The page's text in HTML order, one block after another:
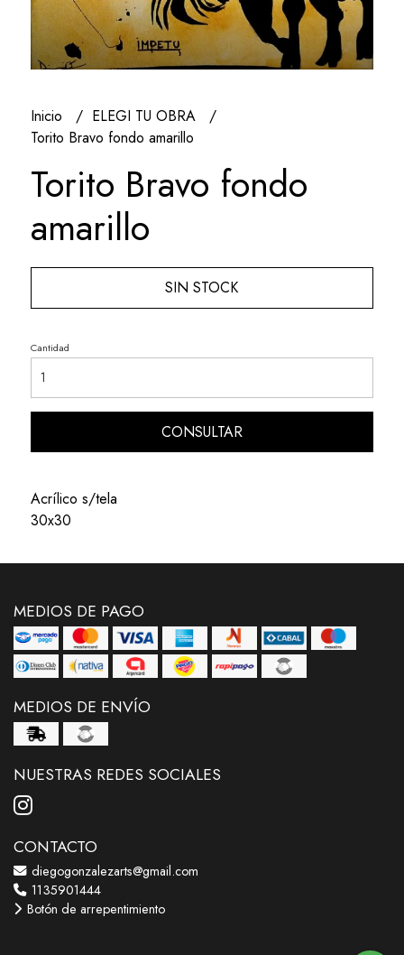
Inicio
ELEGI TU OBRA
Torito Bravo fondo amarillo
Torito Bravo fondo
amarillo
SIN STOCK
Cantidad
CONSULTAR
Acrílico s/tela
30x30
MEDIOS DE PAGO
MEDIOS DE ENVÍO
NUESTRAS REDES SOCIALES
CONTACTO
diegogonzalezarts@gmail.com
1135901444
Botón de arrepentimiento